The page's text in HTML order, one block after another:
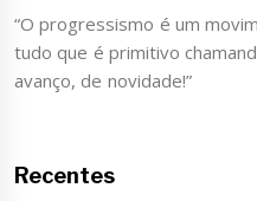
“O progressismo é um
tudo que é primitivo
avanço, de novidade!”
Recentes